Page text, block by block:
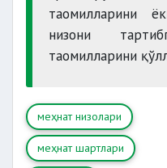
таомилларини
низони
таомилларини
меҳнат низолари
меҳнат шартлари